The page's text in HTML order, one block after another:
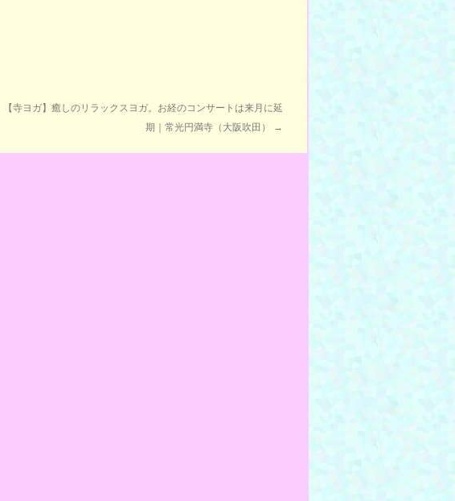
【寺ヨガ】癒しのリラックスヨガ。お経のコンサートは来月に延
期｜常光円満寺（大阪吹田）
→